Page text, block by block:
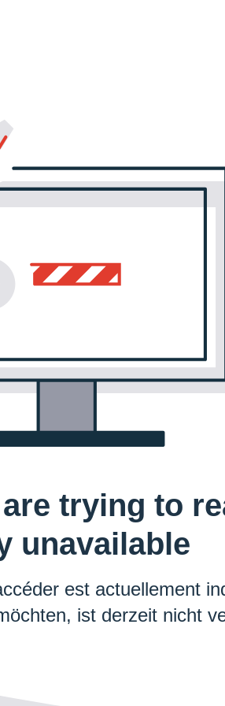
trying to
unavailable
est actuellement
ist derzeit nicht